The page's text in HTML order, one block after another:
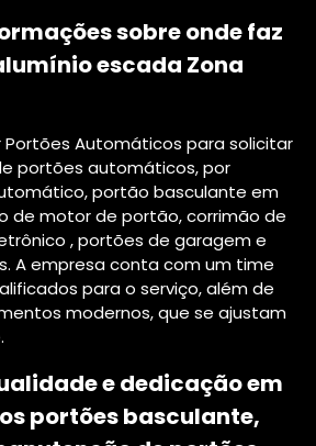
sobre onde faz
escada Zona
Automáticos para solicitar
portões automáticos, por
portão basculante em
de motor de portão, corrimão de
, portões de garagem e
A empresa conta com um time
para o serviço, além de
modernos, que se ajustam
e dedicação em
portões basculante,